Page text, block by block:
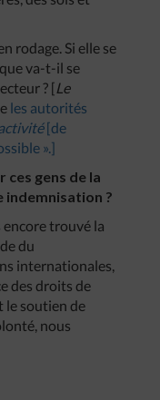
rodage. Si elle se
va-t-il se
? [Le
les autorités
[de
».]
gens de la
indemnisation ?
encore trouvé la
du
internationales,
des droits de
le soutien de
nous